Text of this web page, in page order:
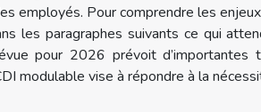
employés. Pour comprendre les
les paragraphes suivants ce qui
pour 2026 prévoit d’importantes
modulable vise à répondre à la